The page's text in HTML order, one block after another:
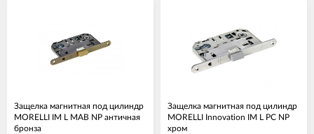
Защелка магнитная под цилиндр
MORELLI IM L MAB NP античная
бронза
Защелка магнитная под цилиндр
MORELLI Innovation IM L PC NP
хром